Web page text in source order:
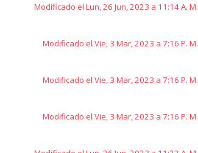
Modificado el Lun, 26 Jun, 2023 a 11:14 A. M.
Modificado el Vie, 3 Mar, 2023 a 7:16 P. M.
Modificado el Vie, 3 Mar, 2023 a 7:16 P. M.
Modificado el Vie, 3 Mar, 2023 a 7:16 P. M.